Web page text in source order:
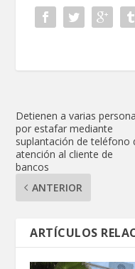
Detienen a varias
por estafar mediante
suplantación de teléfono
atención al cliente de
bancos
ANTERIOR
ARTÍCULOS